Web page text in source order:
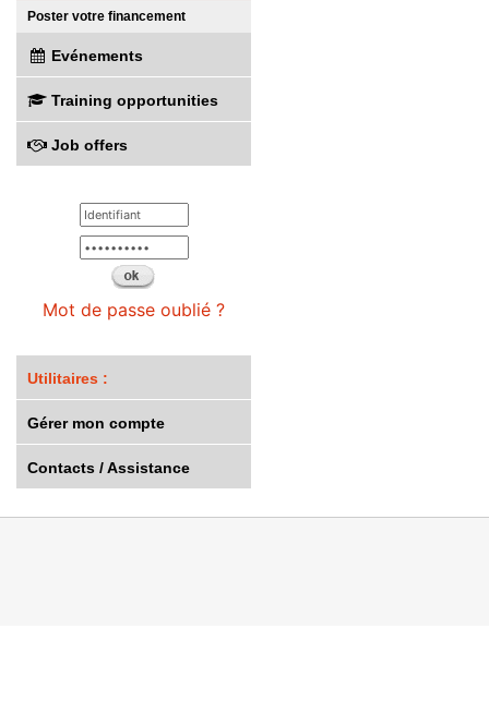
Poster votre financement
Evénements
Training opportunities
Job offers
Mot de passe oublié ?
Utilitaires :
Gérer mon compte
Contacts / Assistance